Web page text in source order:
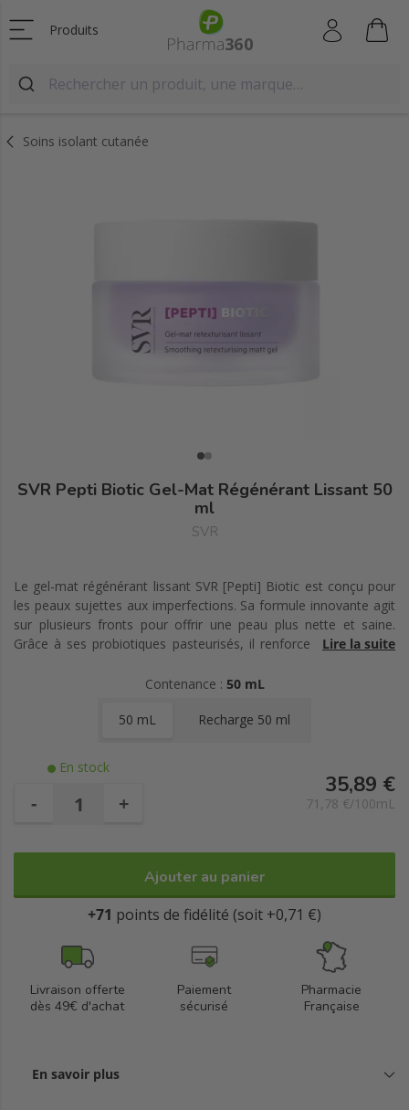
Produits
Soins isolant cutanée
SVR Pepti Biotic Gel-Mat Régénérant Lissant 50
ml
SVR
Le gel-mat régénérant lissant SVR [Pepti] Biotic est conçu pour
les peaux sujettes aux imperfections. Sa formule innovante agit
sur plusieurs fronts pour offrir une peau plus nette et saine.
Grâce à ses probiotiques pasteurisés, il renforce le microbiote
lisse les rides. La vitamine C stabilisée procure une action
présents dans la formule aident à contrôler la brillance et à lisser
immédiatement les brillances et affine le grain de peau. Idéal
pour réguler le sébum et resserrer les pores, il est cliniquement
prouvé sur peaux sensibles. Disponible en pot de 50 ml.
Lire la suite
Contenance : 50 mL
50 mL Recharge 50 ml
En stock
- +
35,89 €
71,78 €/100mL
Ajouter au panier
+71 points de fidélité (soit +0,71 €)
Livraison offerte
dès 49€ d'achat
Paiement
sécurisé
Pharmacie
Française
En savoir plus